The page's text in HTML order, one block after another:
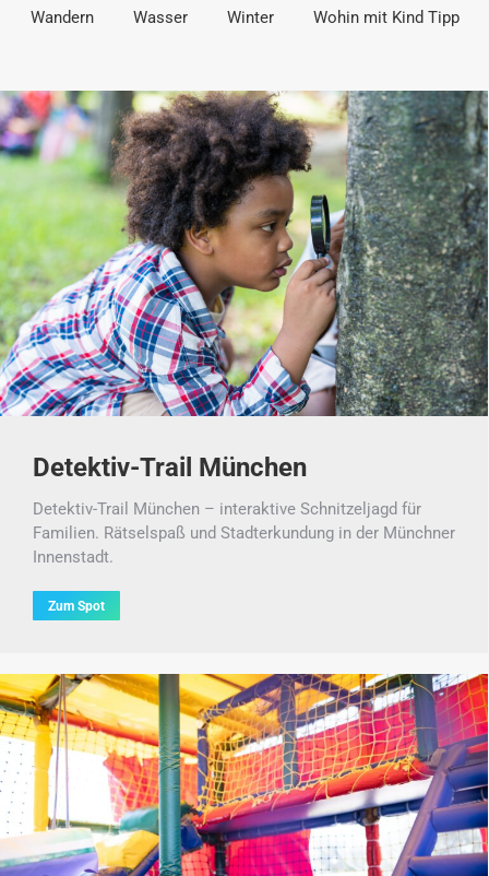
Wandern
Wasser Winter Wohin mit Kind Tipp
Detektiv-Trail München
Detektiv-Trail München – interaktive Schnitzeljagd für
Familien. Rätselspaß und Stadterkundung in der Münchner
Innenstadt.
Zum Spot